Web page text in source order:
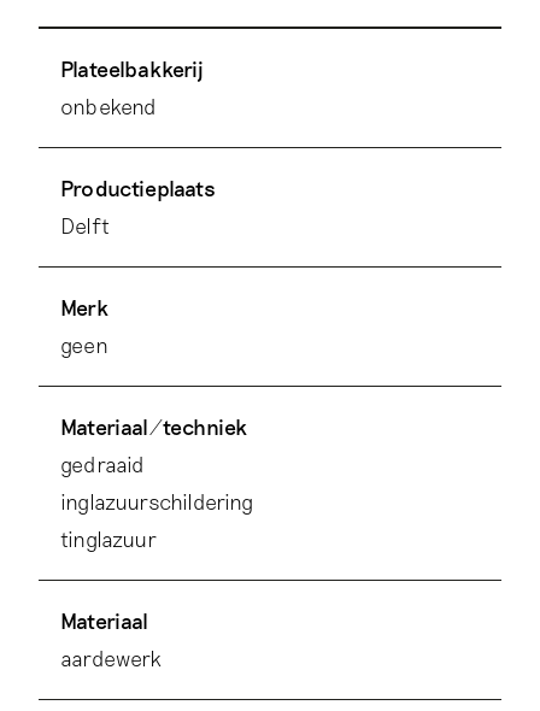
Plateelbakkerij
onbekend
Productieplaats
Delft
Merk
geen
Materiaal/techniek
gedraaid
inglazuurschildering
tinglazuur
Materiaal
aardewerk